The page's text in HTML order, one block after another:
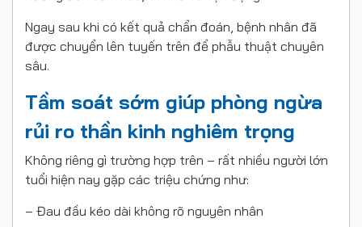
Ngay sau khi có kết quả chẩn đoán, bệnh nhân đã
được chuyển lên tuyến trên để phẫu thuật chuyên
sâu.
Tầm soát sớm giúp phòng ngừa
rủi ro thần kinh nghiêm trọng
Không riêng gì trường hợp trên – rất nhiều người lớn
tuổi hiện nay gặp các triệu chứng như:
– Đau đầu kéo dài không rõ nguyên nhân